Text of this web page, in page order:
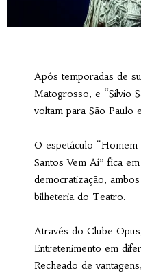
Após temporadas de
Matogrosso, e “Silvio
voltam para São Paulo
O espetáculo
Santos Vem Aí” fica
democratização,
bilheteria do Teatro.
Através do Clube
Entretenimento em
Recheado de